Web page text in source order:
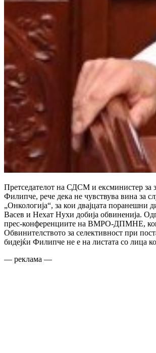
Претседателот на СДСМ и ексминистер за
Филипче, рече дека не чувствува вина за
„Онкологија“, за кои двајцата поранешни
Васев и Нехат Нухи добија обвиненија.
прес-конференциите на ВМРО-ДПМНЕ,
Обвинителството за селективност при
бидејќи Филипче не е на листата со лица
— реклама —